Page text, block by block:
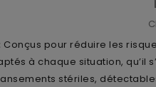
Conçus pour réduire les
à chaque situation, qu’il
stériles,